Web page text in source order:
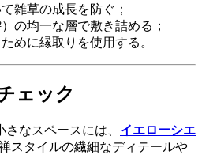
雑草の成長を防ぐ；
）の均一な層で敷き詰める；
めに縁取りを使用する。
ェック
なスペースには、 イエローシエ
スタイルの繊細なディテールや